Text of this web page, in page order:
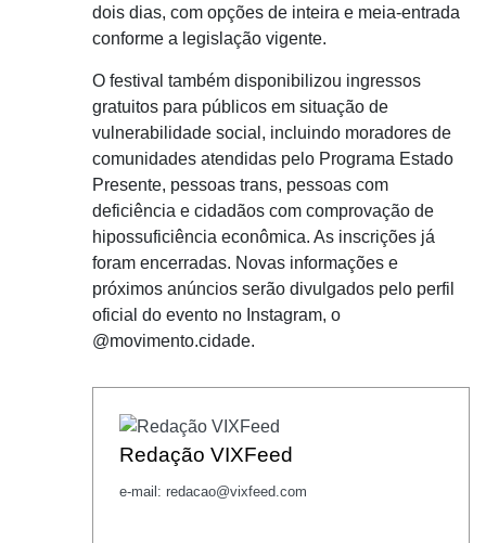
dois dias, com opções de inteira e meia-entrada
conforme a legislação vigente.
O festival também disponibilizou ingressos
gratuitos para públicos em situação de
vulnerabilidade social, incluindo moradores de
comunidades atendidas pelo Programa Estado
Presente, pessoas trans, pessoas com
deficiência e cidadãos com comprovação de
hipossuficiência econômica. As inscrições já
foram encerradas. Novas informações e
próximos anúncios serão divulgados pelo perfil
oficial do evento no Instagram, o
@movimento.cidade.
Redação VIXFeed
e-mail: redacao@vixfeed.com